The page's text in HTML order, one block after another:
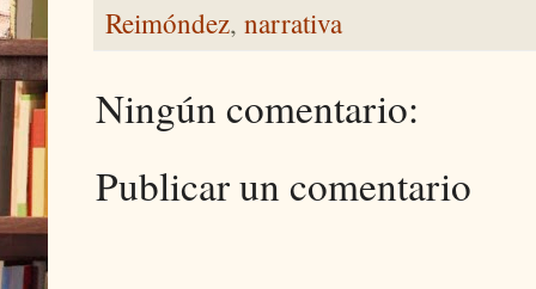
Reimóndez, narrativa
Ningún comentario:
Publicar un comentario